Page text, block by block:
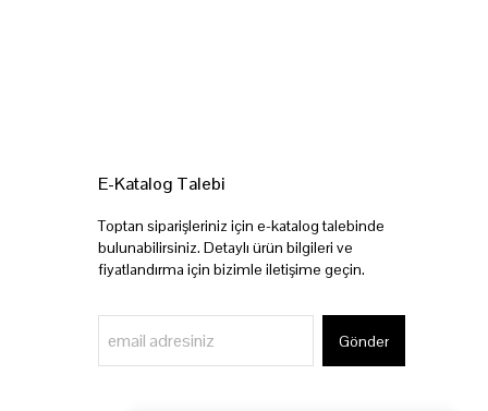
E-Katalog Talebi
Toptan siparişleriniz için e-katalog talebinde
bulunabilirsiniz. Detaylı ürün bilgileri ve
fiyatlandırma için bizimle iletişime geçin.
Gönder